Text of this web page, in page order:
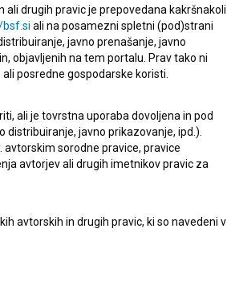
drugih pravic je prepovedana kakršnakoli
bsf.si ali na posamezni spletni (pod)strani
javno prenašanje, javno
objavljenih na tem portalu. Prav tako ni
posredne gospodarske koristi.
ali je tovrstna uporaba dovoljena in pod
javno prikazovanje, ipd.).
sorodne pravice, pravice
avtorjev ali drugih imetnikov pravic za
avtorskih in drugih pravic, ki so navedeni v